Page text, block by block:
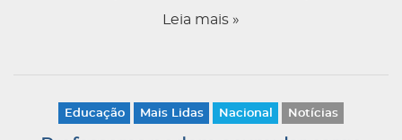
Leia mais »
Educação Mais Lidas Nacional Notícias